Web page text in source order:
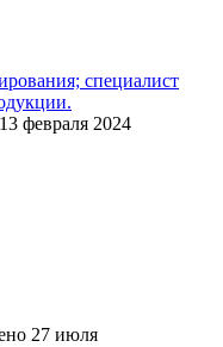
специалист
13 февраля 2024
27 июля